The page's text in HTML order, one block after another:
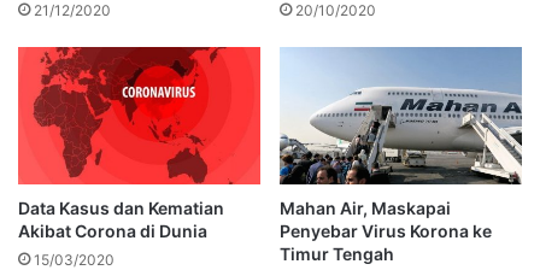
21/12/2020 20/10/2020
Data Kasus dan Kematian
Akibat Corona di Dunia
15/03/2020
Mahan Air, Maskapai
Penyebar Virus Korona ke
Timur Tengah